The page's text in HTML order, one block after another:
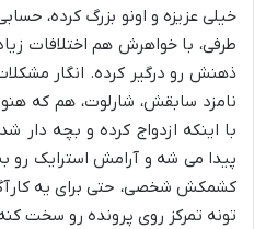
خیلی عزیزه و اونو بزرگ کرده،
طرفی، با خواهرش هم اختلافات
ذهنش رو درگیر کرده. انگار
نامزد سابقش، شارلوت، هم که
با اینکه ازدواج کرده و بچه
پیدا می شه و آرامش استرایک رو
کشمکش شخصی، حتی برای یه
تونه تمرکز روی پرونده رو سخت